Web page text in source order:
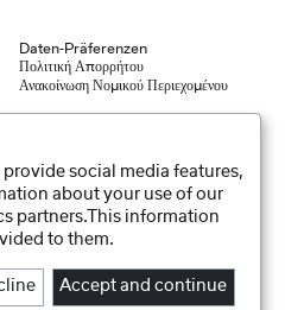
Daten-Präferenzen
Πολιτική Απορρήτου
Ανακοίνωση Νομικού Περιεχομένου
social media features,
about your use of our
partners.This information
to them.
Accept and continue